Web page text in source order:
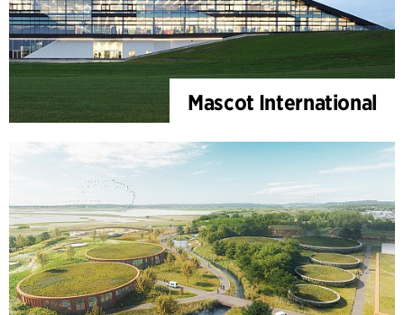
Mascot International